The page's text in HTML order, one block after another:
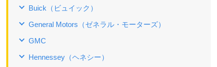
Buick（ビュイック）
General Motors（ゼネラル・モーターズ）
GMC
Hennessey（ヘネシー）